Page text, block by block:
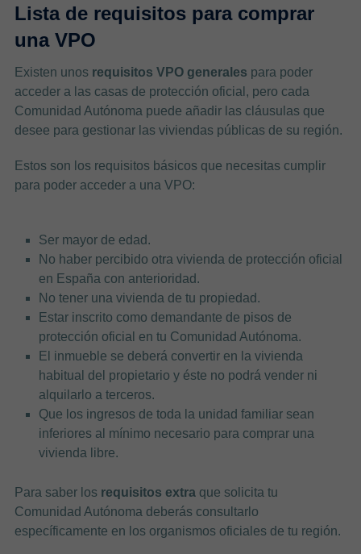
Lista de requisitos para comprar
una VPO
Existen unosrequisitos VPO generales para poder
acceder a las casas de protección oficial, pero cada
Comunidad Autónoma puede añadir las cláusulas que
desee para gestionar las viviendas públicas de su región.
Estos son los requisitos básicos que necesitas cumplir
para poder acceder a una VPO:
Ser mayor de edad.
No haber percibido otra vivienda de protección oficial
en España con anterioridad.
No tener una vivienda de tu propiedad.
Estar inscrito como demandante de pisos de
protección oficial en tu Comunidad Autónoma.
El inmueble se deberá convertir en la vivienda
habitual del propietario y éste no podrá vender ni
alquilarlo a terceros.
Que los ingresos de toda la unidad familiar sean
inferiores al mínimo necesario para comprar una
vivienda libre.
Para saber los requisitos extraque solicita tu
Comunidad Autónoma deberás consultarlo
específicamente en los organismos oficiales de tu región.